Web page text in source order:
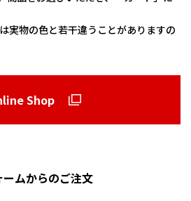
実物の色と若干違うことがありますの
Shop
ムからのご注文